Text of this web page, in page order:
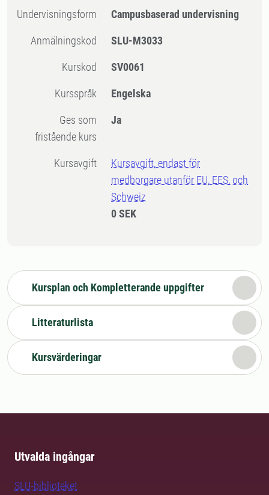
Undervisningsform Campusbaserad undervisning
Anmälningskod SLU-M3033
Kurskod SV0061
Kursspråk Engelska
Ges som
fristående kurs
Ja
Kursavgift
Kursavgift, endast för
medborgare utanför EU, EES, och
Schweiz
0 SEK
Kursplan och Kompletterande uppgifter
Litteraturlista
Kursvärderingar
Utvalda ingångar
SLU-biblioteket